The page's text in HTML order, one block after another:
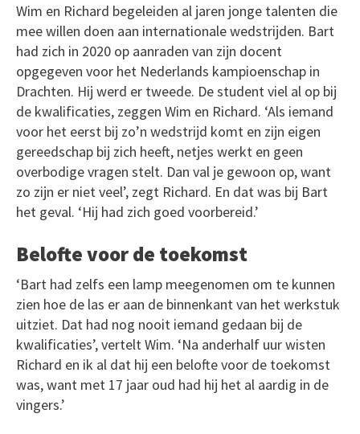
Wim en Richard begeleiden al jaren jonge talenten die
mee willen doen aan internationale wedstrijden. Bart
had zich in 2020 op aanraden van zijn docent
opgegeven voor het Nederlands kampioenschap in
Drachten. Hij werd er tweede. De student viel al op bij
de kwalificaties, zeggen Wim en Richard. ‘Als iemand
voor het eerst bij zo’n wedstrijd komt en zijn eigen
gereedschap bij zich heeft, netjes werkt en geen
overbodige vragen stelt. Dan val je gewoon op, want
zo zijn er niet veel’, zegt Richard. En dat was bij Bart
het geval. ‘Hij had zich goed voorbereid.’
Belofte voor de toekomst
‘Bart had zelfs een lamp meegenomen om te kunnen
zien hoe de las er aan de binnenkant van het werkstuk
uitziet. Dat had nog nooit iemand gedaan bij de
kwalificaties’, vertelt Wim. ‘Na anderhalf uur wisten
Richard en ik al dat hij een belofte voor de toekomst
was, want met 17 jaar oud had hij het al aardig in de
vingers.’